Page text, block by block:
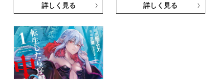
詳しく見る 詳しく見る